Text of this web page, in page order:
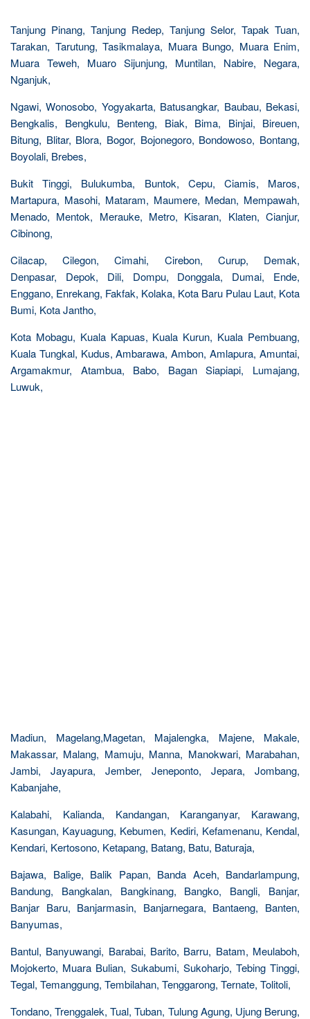
Tanjung Pinang, Tanjung Redep, Tanjung Selor, Tapak Tuan,
Tarakan, Tarutung, Tasikmalaya, Muara Bungo, Muara Enim,
Muara Teweh, Muaro Sijunjung, Muntilan, Nabire, Negara,
Nganjuk,
Ngawi, Wonosobo, Yogyakarta, Batusangkar, Baubau, Bekasi,
Bengkalis, Bengkulu, Benteng, Biak, Bima, Binjai, Bireuen,
Bitung, Blitar, Blora, Bogor, Bojonegoro, Bondowoso, Bontang,
Boyolali, Brebes,
Bukit Tinggi, Bulukumba, Buntok, Cepu, Ciamis, Maros,
Martapura, Masohi, Mataram, Maumere, Medan, Mempawah,
Menado, Mentok, Merauke, Metro, Kisaran, Klaten, Cianjur,
Cibinong,
Cilacap, Cilegon, Cimahi, Cirebon, Curup, Demak,
Denpasar, Depok, Dili, Dompu, Donggala, Dumai, Ende,
Enggano, Enrekang, Fakfak, Kolaka, Kota Baru Pulau Laut, Kota
Bumi, Kota Jantho,
Kota Mobagu, Kuala Kapuas, Kuala Kurun, Kuala Pembuang,
Kuala Tungkal, Kudus, Ambarawa, Ambon, Amlapura, Amuntai,
Argamakmur, Atambua, Babo, Bagan Siapiapi, Lumajang,
Luwuk,
Madiun, Magelang,Magetan, Majalengka, Majene, Makale,
Makassar, Malang, Mamuju, Manna, Manokwari, Marabahan,
Jambi, Jayapura, Jember, Jeneponto, Jepara, Jombang,
Kabanjahe,
Kalabahi, Kalianda, Kandangan, Karanganyar, Karawang,
Kasungan, Kayuagung, Kebumen, Kediri, Kefamenanu, Kendal,
Kendari, Kertosono, Ketapang, Batang, Batu, Baturaja,
Bajawa, Balige, Balik Papan, Banda Aceh, Bandarlampung,
Bandung, Bangkalan, Bangkinang, Bangko, Bangli, Banjar,
Banjar Baru, Banjarmasin, Banjarnegara, Bantaeng, Banten,
Banyumas,
Bantul, Banyuwangi, Barabai, Barito, Barru, Batam, Meulaboh,
Mojokerto, Muara Bulian, Sukabumi, Sukoharjo, Tebing Tinggi,
Tegal, Temanggung, Tembilahan, Tenggarong, Ternate, Tolitoli,
Tondano, Trenggalek, Tual, Tuban, Tulung Agung, Ujung Berung,